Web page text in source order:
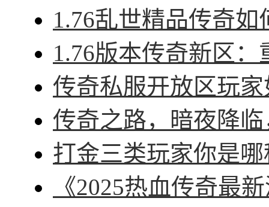
1.76乱世精品传奇
1.76版本传奇新区
传奇私服开放区玩
传奇之路，暗夜降
打金三类玩家你是
《2025热血传奇最